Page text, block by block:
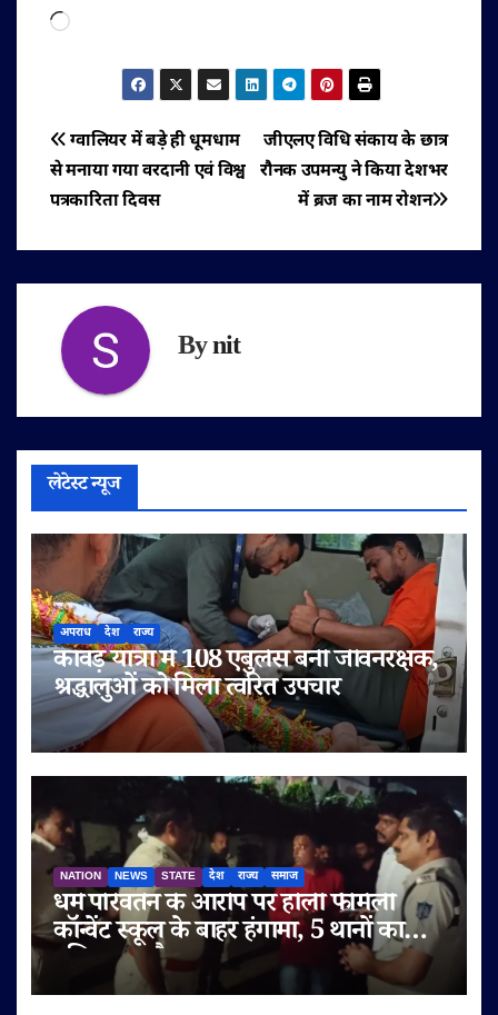
Loading…
पोस्ट
नेविगेशन
जीएलए विधि संकाय के छात्र
रौनक उपमन्यु ने किया देशभर
में ब्रज का नाम रोशन
ग्वालियर में बड़े ही धूमधाम
से मनाया गया वरदानी एवं विश्व
पत्रकारिता दिवस
Bynit
लेटेस्ट न्यूज
अपराध देश राज्य
कांवड़ यात्रा में 108 एंबुलेंस बनी जीवनरक्षक,
श्रद्धालुओं को मिला त्वरित उपचार
NATION NEWS STATE देश राज्य समाज
धर्म परिवर्तन के आरोप पर होली फैमिली
कॉन्वेंट स्कूल के बाहर हंगामा, 5 थानों का
पुलिस बल तैनात